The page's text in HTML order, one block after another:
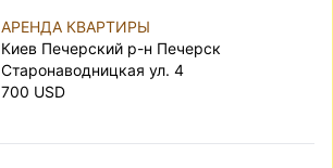
АРЕНДА КВАРТИРЫ
Киев Печерский р-н Печерск
Старонаводницкая ул. 4
700 USD